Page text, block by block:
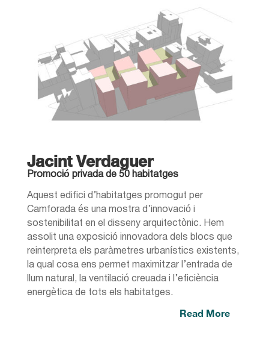
Jacint Verdaguer
Promoció privada de 50 habitatges
Aquest edifici d’habitatges promogut per
Camforada és una mostra d’innovació i
sostenibilitat en el disseny arquitectònic. Hem
assolit una exposició innovadora dels blocs que
reinterpreta els paràmetres urbanístics existents,
la qual cosa ens permet maximitzar l’entrada de
llum natural, la ventilació creuada i l’eficiència
energètica de tots els habitatges.
Read More